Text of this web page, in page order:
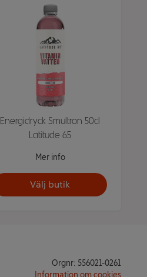
Energidryck Smultron 50cl
Latitude 65
Mer info
Välj butik
Orgnr: 556021-0261
Information om cookies